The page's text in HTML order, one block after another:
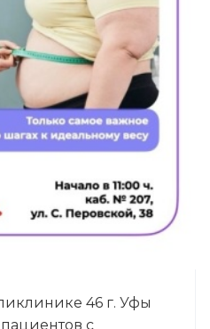
46 г. Уфы
с